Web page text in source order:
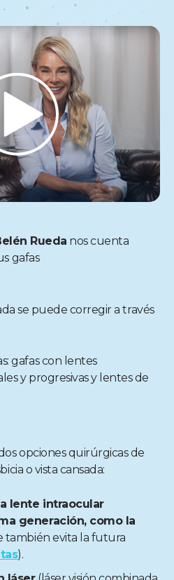
se puede corregir a través
gafas con lentes
y progresivas y lentes de
opciones quirúrgicas de
o vista cansada:
lente intraocular
generación, como la
también evita la futura
).
Rueda nos cuenta
gafas